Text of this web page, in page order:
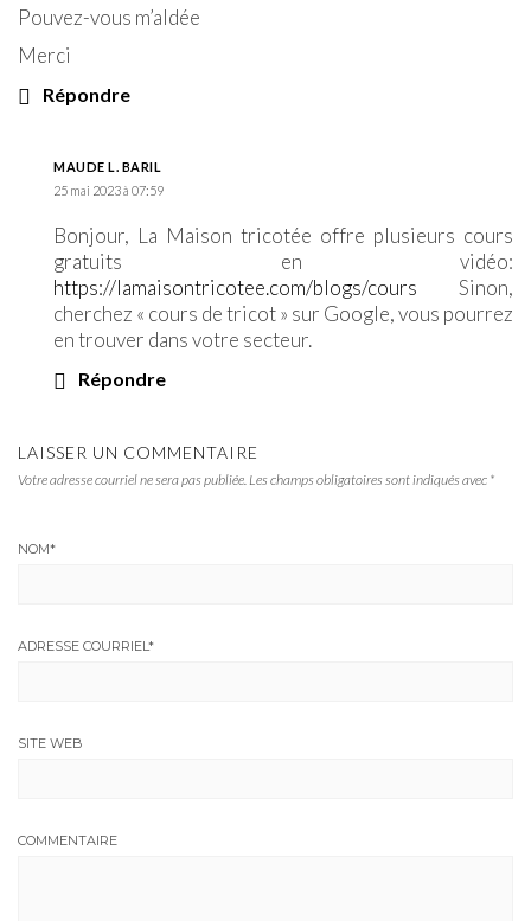
Pouvez-vous m’aIdée
Merci
Répondre
MAUDE L. BARIL
25 mai 2023 à 07:59
Bonjour, La Maison tricotée offre plusieurs cours
gratuits en vidéo:
https://lamaisontricotee.com/blogs/cours Sinon,
cherchez « cours de tricot » sur Google, vous pourrez
en trouver dans votre secteur.
Répondre
LAISSER UN COMMENTAIRE
Votre adresse courriel ne sera pas publiée. Les champs obligatoires sont indiqués avec *
NOM*
ADRESSE COURRIEL *
SITE WEB
COMMENTAIRE